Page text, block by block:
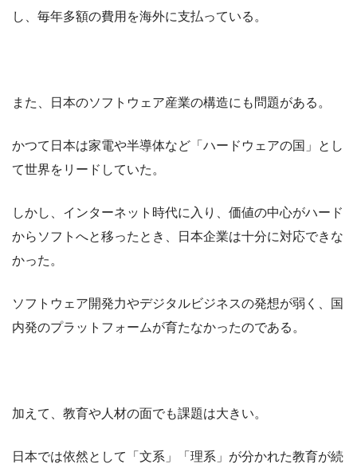
し、毎年多額の費用を海外に支払っている。
また、日本のソフトウェア産業の構造にも問題がある。
かつて日本は家電や半導体など「ハードウェアの国」とし
て世界をリードしていた。
しかし、インターネット時代に入り、価値の中心がハード
からソフトへと移ったとき、日本企業は十分に対応できな
かった。
ソフトウェア開発力やデジタルビジネスの発想が弱く、国
内発のプラットフォームが育たなかったのである。
加えて、教育や人材の面でも課題は大きい。
日本では依然として「文系」「理系」が分かれた教育が続